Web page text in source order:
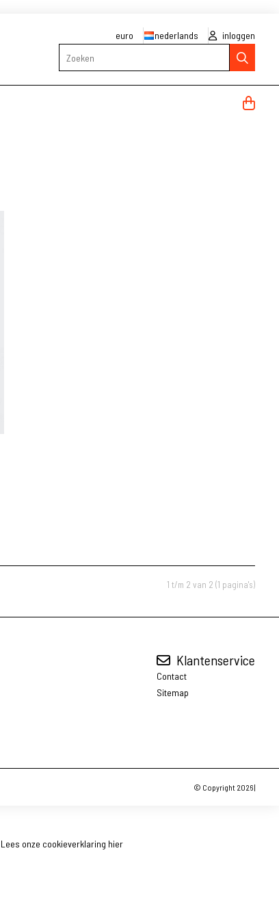
euro nederlands
inloggen
1 t/m 2 van 2 (1 pagina's)
Klantenservice
Contact
Sitemap
© Copyright 2026 |
Lees onze cookieverklaring hier